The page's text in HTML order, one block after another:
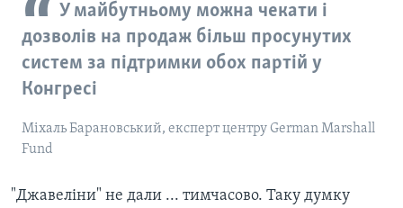
У майбутньому можна чекати і
дозволів на продаж більш просунутих
систем за підтримки обох партій у
Конгресі
Міхаль Барановський, експерт центру German Marshall
Fund
"Джавеліни" не дали ... тимчасово. Таку думку